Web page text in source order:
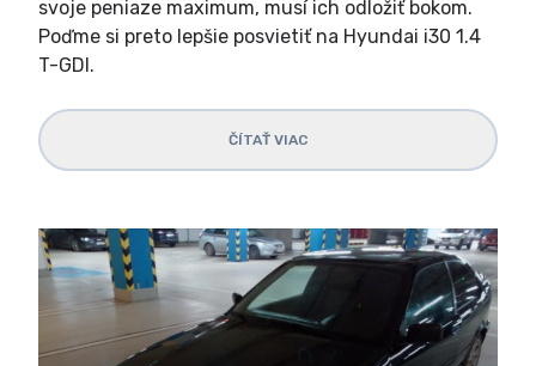
svoje peniaze maximum, musí ich odložiť bokom.
Poďme si preto lepšie posvietiť na Hyundai i30 1.4
T-GDI.
ČÍTAŤ VIAC